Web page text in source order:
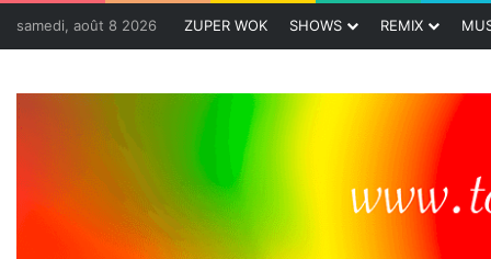
samedi, août 8 2026 ZUPER WOK SHOWS REMIX